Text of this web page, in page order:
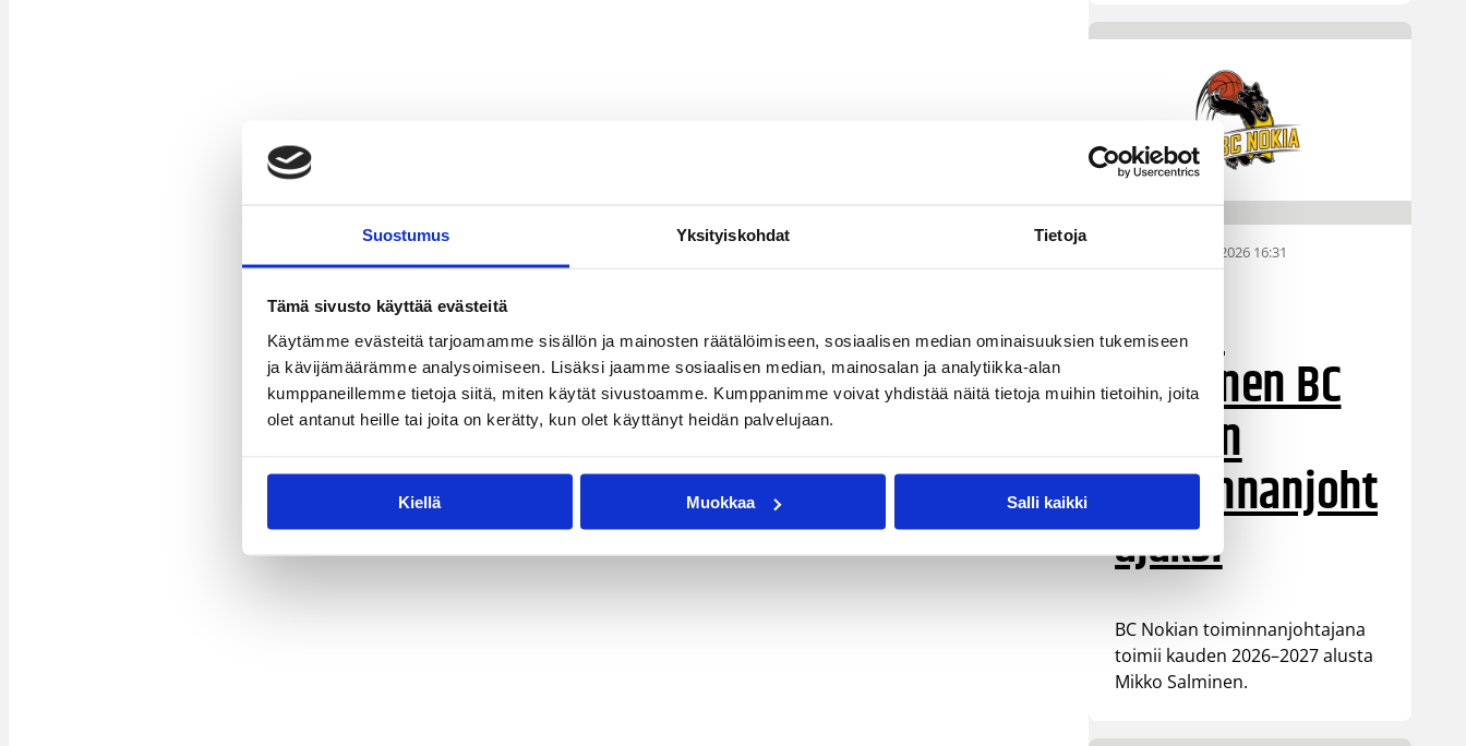
Suostumus Yksityiskohdat Tietoja
Tämä sivusto käyttää evästeitä
Käytämme evästeitä tarjoamamme sisällön ja mainosten räätälöimiseen, sosiaalisen median ominaisuuksien tukemiseen
ja kävijämäärämme analysoimiseen. Lisäksi jaamme sosiaalisen median, mainosalan ja analytiikka-alan
kumppaneillemme tietoja siitä, miten käytät sivustoamme. Kumppanimme voivat yhdistää näitä tietoja muihin tietoihin, joita
olet antanut heille tai joita on kerätty, kun olet käyttänyt heidän palvelujaan.
Kiellä Muokkaa Salli kaikki
01.08.2026 16:31
Mikko
Salminen BC
Nokian
toiminnanjoht
ajaksi
BC Nokian toiminnanjohtajana
toimii kauden 2026–2027 alusta
Mikko Salminen.